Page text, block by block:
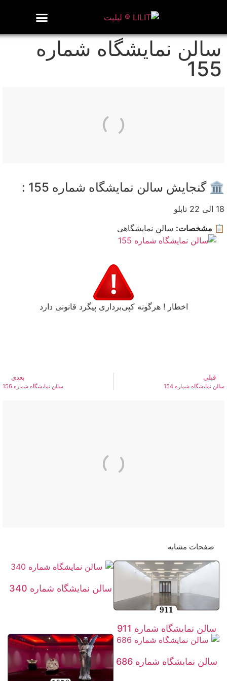
سالن نمایشگاه شماره
155
🏛️ گنجایش سالن نمایشگاه شماره 155 :
18 الی 22 تابلو
📋 مشخصات: سالن نمایشگاهی
اخطار ! هرگونه کپی‌برداری پیگرد قانونی دارد
قبلی
سالن نمایشگاه شماره 154
بعدی
سالن نمایشگاه شماره 156
صفحات مشابه
سالن نمایشگاه شماره 911
سالن نمایشگاه شماره 340
سالن نمایشگاه شماره 686